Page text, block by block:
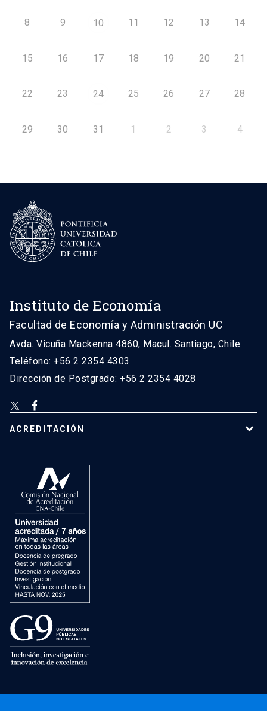
8 9 10 11 12 13 14
15 16 17 18 19 20 21
22 23 24 25 26 27 28
29 30 31 1 2 3 4
Instituto de Economía
Facultad de Economía y Administración UC
Avda. Vicuña Mackenna 4860, Macul. Santiago, Chile
Teléfono: +56 2 2354 4303
Dirección de Postgrado: +56 2 2354 4028
ACREDITACIÓN